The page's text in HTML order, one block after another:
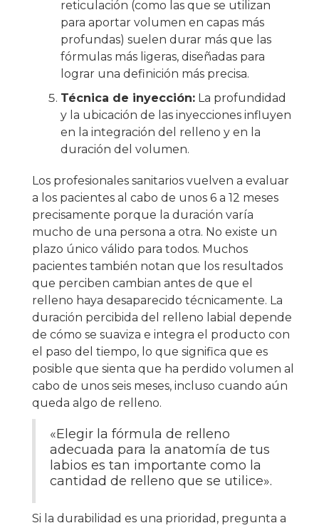
reticulación (como las que se utilizan
para aportar volumen en capas más
profundas) suelen durar más que las
fórmulas más ligeras, diseñadas para
lograr una definición más precisa.
Técnica de inyección: La profundidad
y la ubicación de las inyecciones influyen
en la integración del relleno y en la
duración del volumen.
Los profesionales sanitarios vuelven a evaluar
a los pacientes al cabo de unos 6 a 12 meses
precisamente porque la duración varía
mucho de una persona a otra. No existe un
plazo único válido para todos. Muchos
pacientes también notan que los resultados
que perciben cambian antes de que el
relleno haya desaparecido técnicamente. La
duración percibida del relleno labial depende
de cómo se suaviza e integra el producto con
el paso del tiempo, lo que significa que es
posible que sienta que ha perdido volumen al
cabo de unos seis meses, incluso cuando aún
queda algo de relleno.
«Elegir la fórmula de relleno
adecuada para la anatomía de tus
labios es tan importante como la
cantidad de relleno que se utilice».
Si la durabilidad es una prioridad, pregunta a